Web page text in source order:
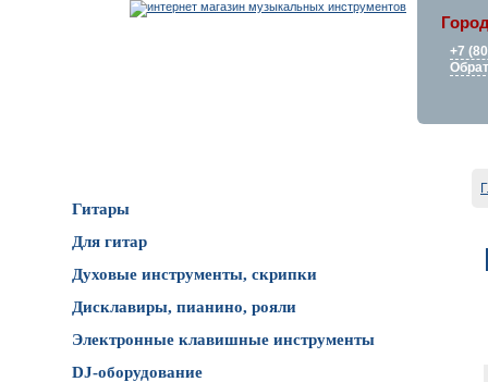
+7
Гитары
Для гитар
Духовые инструменты, скрипки
Дисклавиры, пианино, рояли
Электронные клавишные инструменты
DJ-оборудование